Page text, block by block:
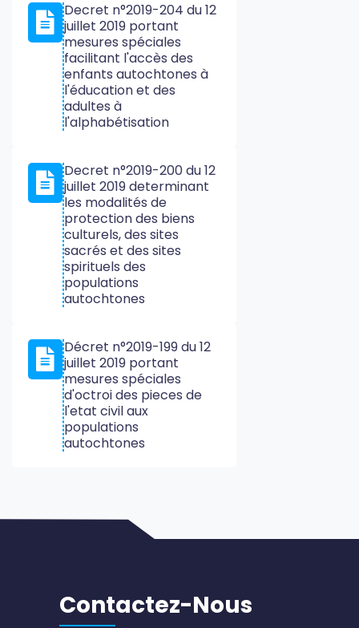
Decret n°2019-204 du 12
juillet 2019 portant
mesures spéciales
facilitant l'accès des
enfants autochtones à
l'éducation et des
adultes à
l'alphabétisation
Decret n°2019-200 du 12
juillet 2019 determinant
les modalités de
protection des biens
culturels, des sites
sacrés et des sites
spirituels des
populations
autochtones
Décret n°2019-199 du 12
juillet 2019 portant
mesures spéciales
d'octroi des pieces de
l'etat civil aux
populations
autochtones
Contactez-Nous